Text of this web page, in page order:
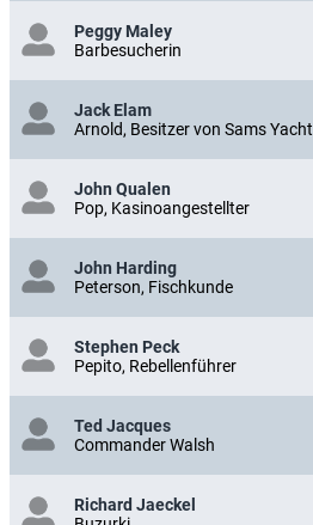
Peggy Maley
Barbesucherin
Jack Elam
Arnold, Besitzer von Sams Yacht
John Qualen
Pop, Kasinoangestellter
John Harding
Peterson, Fischkunde
Stephen Peck
Pepito, Rebellenführer
Ted Jacques
Commander Walsh
Richard Jaeckel